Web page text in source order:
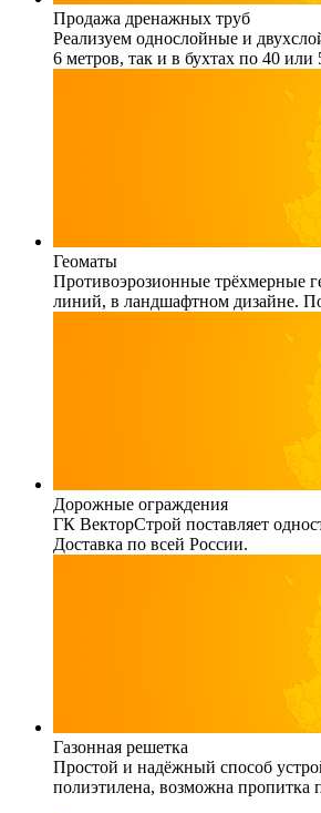
Продажа дренажных труб
Реализуем однослойные и
6 метров, так и в бухтах по 40 или
Геоматы
Противоэрозионные трёхмерные
линий, в ландшафтном дизайне.
Дорожные ограждения
ГК ВекторСтрой поставляет
Доставка по всей России.
Газонная решетка
Простой и надёжный способ
полиэтилена, возможна пропитка